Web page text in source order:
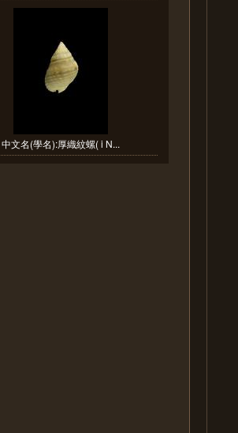
中文名(學名):厚織紋螺( i N...